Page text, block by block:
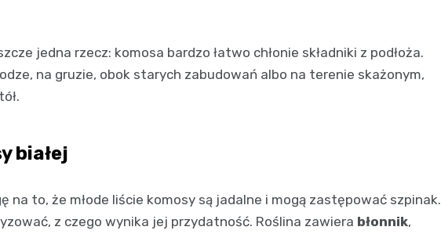
jedna rzecz: komosa bardzo łatwo chłonie składniki z podłoża.
na gruzie, obok starych zabudowań albo na terenie skażonym,
białej
na to, że młode liście komosy są jadalne i mogą zastępować szpinak.
z czego wynika jej przydatność. Roślina zawiera błonnik,